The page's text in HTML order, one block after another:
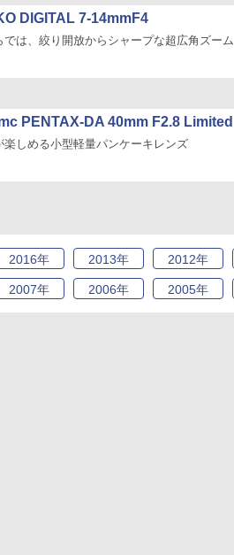
DIGITAL 7-14mmF4
では、絞り開放からシャープな超広角ズーム
PENTAX-DA 40mm F2.8 Limited
楽しめる小型軽量パンケーキレンズ
2016年 2013年 2012年
2007年 2006年 2005年